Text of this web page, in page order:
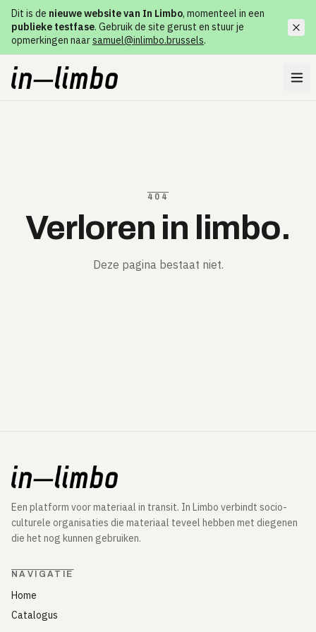
Dit is de nieuwe website van In Limbo, momenteel in een
publieke testfase. Gebruik de site gerust en stuur je
opmerkingen naarsamuel@inlimbo.brussels.
404
Verloren in limbo.
Deze pagina bestaat niet.
Een platform voor materiaal in transit. In Limbo verbindt socio-
culturele organisaties die materiaal teveel hebben met diegenen
die het nog kunnen gebruiken.
NAVIGATIE
Home
Catalogus